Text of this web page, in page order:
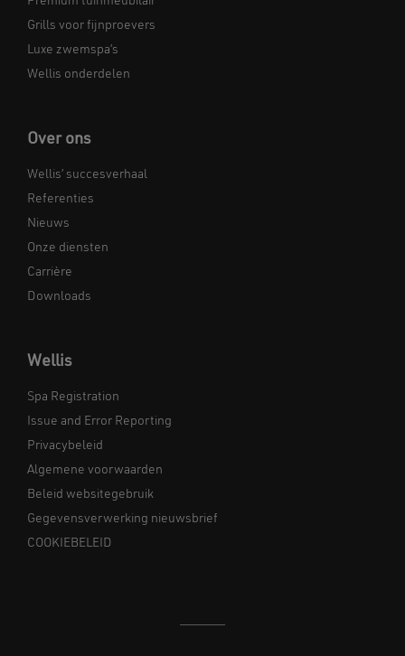
Grills voor fijnproevers
Luxe zwemspa’s
Wellis onderdelen
Over ons
Wellis’ succesverhaal
Referenties
Nieuws
Onze diensten
Carrière
Downloads
Wellis
Spa Registration
Issue and Error Reporting
Privacybeleid
Algemene voorwaarden
Beleid websitegebruik
Gegevensverwerking nieuwsbrief
COOKIEBELEID